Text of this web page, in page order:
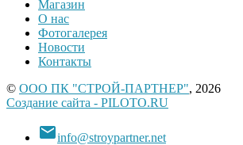
Магазин
О нас
Фотогалерея
Новости
Контакты
© ООО ПК "СТРОЙ-ПАРТНЕР", 2026
Создание сайта - PILOTO.RU
info@stroypartner.net